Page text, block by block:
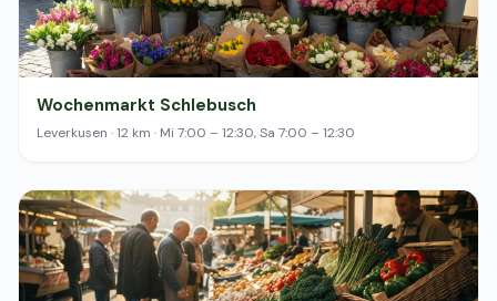
Wochenmarkt Schlebusch
Leverkusen · 12 km · Mi 7:00 – 12:30, Sa 7:00 – 12:30